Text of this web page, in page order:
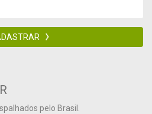
pelo Brasil.